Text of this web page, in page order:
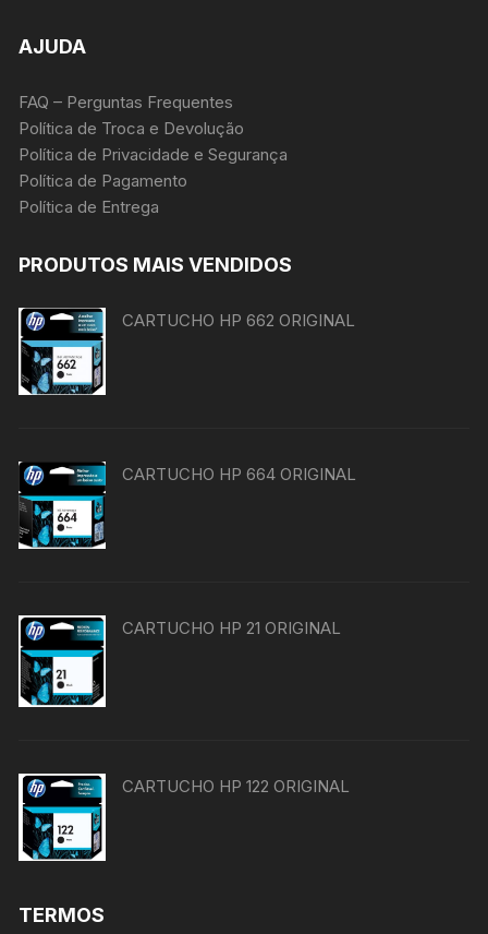
AJUDA
FAQ – Perguntas Frequentes
Política de Troca e Devolução
Política de Privacidade e Segurança
Política de Pagamento
Política de Entrega
PRODUTOS MAIS VENDIDOS
CARTUCHO HP 662 ORIGINAL
CARTUCHO HP 664 ORIGINAL
CARTUCHO HP 21 ORIGINAL
CARTUCHO HP 122 ORIGINAL
TERMOS